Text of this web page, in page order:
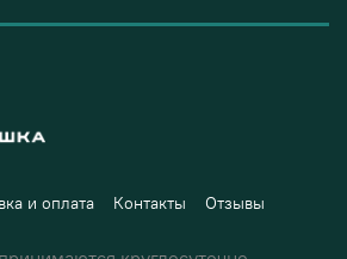
и оплата Контакты Отзывы